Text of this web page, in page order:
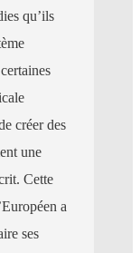
qu’ils
créer des
une
Cette
a
ses